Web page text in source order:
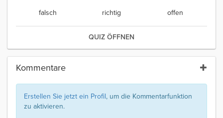
falsch richtig offen
QUIZ ÖFFNEN
Kommentare
Erstellen Sie jetzt ein Profil, um die Kommentarfunktion
zu aktivieren.